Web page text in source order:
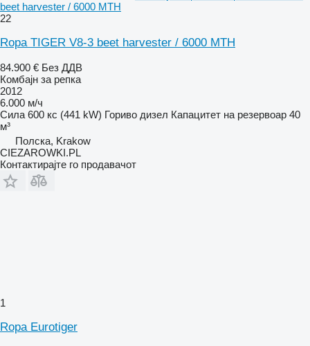
beet harvester / 6000 MTH
22
Ropa TIGER V8-3 beet harvester / 6000 MTH
84.900 € Без ДДВ
Комбајн за репка
2012
6.000 м/ч
Сила 600 кс (441 kW) Гориво дизел Капацитет на резервоар 40
м³
Полска, Krakow
CIEZAROWKI.PL
Контактирајте го продавачот
1
Ropa Eurotiger